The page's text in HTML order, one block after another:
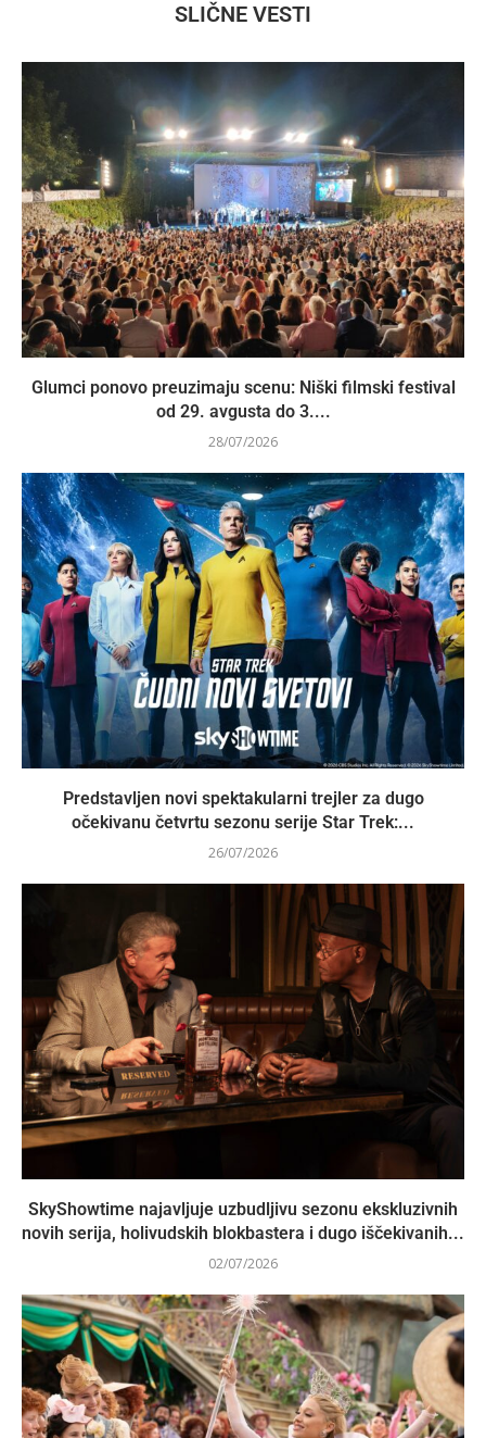
SLIČNE VESTI
Glumci ponovo preuzimaju scenu: Niški filmski festival
od 29. avgusta do 3....
28/07/2026
Predstavljen novi spektakularni trejler za dugo
očekivanu četvrtu sezonu serije Star Trek:...
26/07/2026
SkyShowtime najavljuje uzbudljivu sezonu ekskluzivnih
novih serija, holivudskih blokbastera i dugo iščekivanih...
02/07/2026